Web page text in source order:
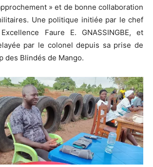
» et de bonne collaboration
Une politique initiée par le chef
Faure E. GNASSINGBE, et
par le colonel depuis sa prise de
des Blindés de Mango.